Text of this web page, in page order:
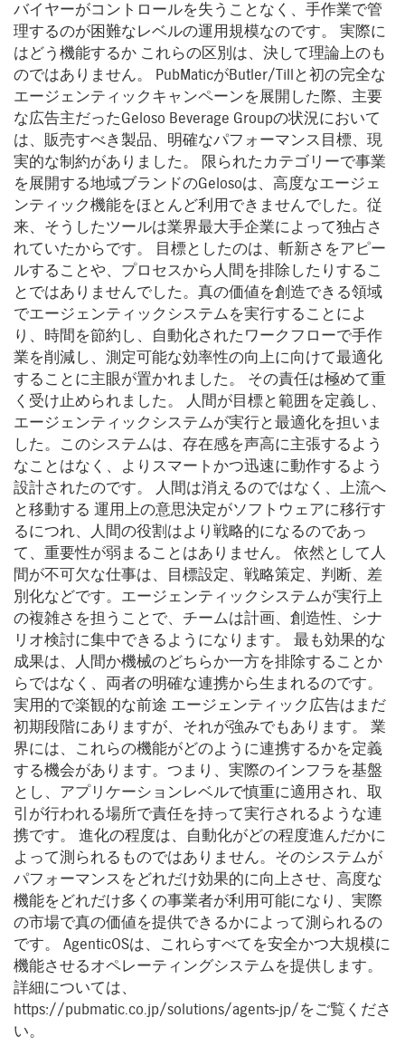
バイヤーがコントロールを失うことなく、手作業で管
理するのが困難なレベルの運用規模なのです。 実際に
はどう機能するか これらの区別は、決して理論上のも
のではありません。 PubMaticがButler/Tillと初の完全な
エージェンティックキャンペーンを展開した際、主要
な広告主だったGeloso Beverage Groupの状況において
は、販売すべき製品、明確なパフォーマンス目標、現
実的な制約がありました。 限られたカテゴリーで事業
を展開する地域ブランドのGelosoは、高度なエージェ
ンティック機能をほとんど利用できませんでした。従
来、そうしたツールは業界最大手企業によって独占さ
れていたからです。 目標としたのは、斬新さをアピー
ルすることや、プロセスから人間を排除したりするこ
とではありませんでした。真の価値を創造できる領域
でエージェンティックシステムを実行することによ
り、時間を節約し、自動化されたワークフローで手作
業を削減し、測定可能な効率性の向上に向けて最適化
することに主眼が置かれました。 その責任は極めて重
く受け止められました。 人間が目標と範囲を定義し、
エージェンティックシステムが実行と最適化を担いま
した。このシステムは、存在感を声高に主張するよう
なことはなく、よりスマートかつ迅速に動作するよう
設計されたのです。 人間は消えるのではなく、上流へ
と移動する 運用上の意思決定がソフトウェアに移行す
るにつれ、人間の役割はより戦略的になるのであっ
て、重要性が弱まることはありません。 依然として人
間が不可欠な仕事は、目標設定、戦略策定、判断、差
別化などです。エージェンティックシステムが実行上
の複雑さを担うことで、チームは計画、創造性、シナ
リオ検討に集中できるようになります。 最も効果的な
成果は、人間か機械のどちらか一方を排除することか
らではなく、両者の明確な連携から生まれるのです。
実用的で楽観的な前途 エージェンティック広告はまだ
初期段階にありますが、それが強みでもあります。 業
界には、これらの機能がどのように連携するかを定義
する機会があります。つまり、実際のインフラを基盤
とし、アプリケーションレベルで慎重に適用され、取
引が行われる場所で責任を持って実行されるような連
携です。 進化の程度は、自動化がどの程度進んだかに
よって測られるものではありません。そのシステムが
パフォーマンスをどれだけ効果的に向上させ、高度な
機能をどれだけ多くの事業者が利用可能になり、実際
の市場で真の価値を提供できるかによって測られるの
です。 AgenticOSは、これらすべてを安全かつ大規模に
機能させるオペレーティングシステムを提供します。
詳細については、
https://pubmatic.co.jp/solutions/agents-jp/をご覧くださ
い。